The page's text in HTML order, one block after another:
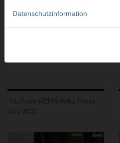
YouTube REMS Akku Press
14V ACC
Datenschutzinformation